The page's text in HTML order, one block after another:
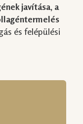
javítása, a
és felépülési